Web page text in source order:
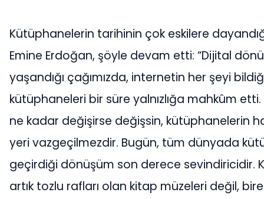
Kütüphanelerin tarihinin çok eskilere
Emine Erdoğan, şöyle devam etti: “Dijital
yaşandığı çağımızda, internetin her şeyi bildiği
kütüphaneleri bir süre yalnızlığa mahkûm
ne kadar değişirse değişsin, kütüphanelerin
yeri vazgeçilmezdir. Bugün, tüm dünyada
geçirdiği dönüşüm son derece sevindiricidir.
artık tozlu rafları olan kitap müzeleri değil,